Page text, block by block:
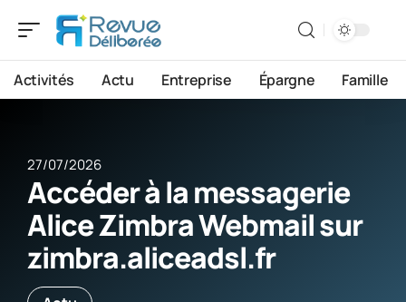
Activités Actu Entreprise Épargne Famille
27/07/2026
Accéder à la messagerie
Alice Zimbra Webmail sur
zimbra.aliceadsl.fr